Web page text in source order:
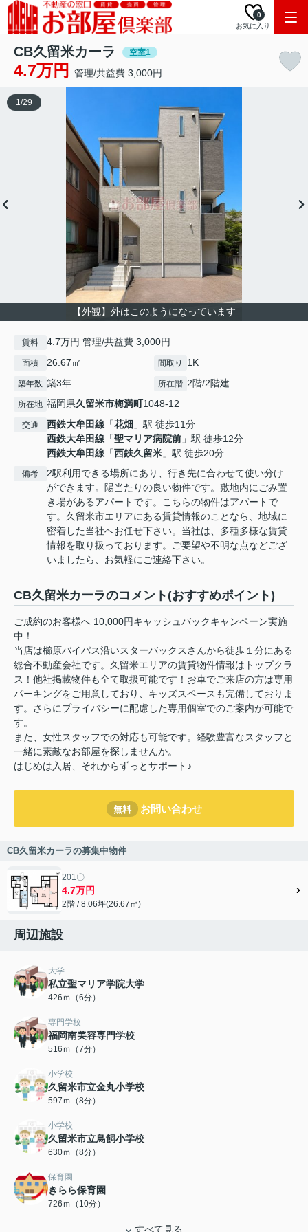
お気に入り
0
CB久留米カーラ 空室1
4.7万円 管理/共益費 3,000円
【外観】外はこのようになっています
1/29
賃料 4.7万円 管理/共益費 3,000円
面積 26.67㎡ 間取り 1K
築年数 築3年 所在階 2階/2階建
所在地 福岡県久留米市梅満町1048-12
交通 西鉄大牟田線 「花畑 」駅 徒歩11分
西鉄大牟田線 「聖マリア病院前 」駅 徒歩12分
西鉄大牟田線 「西鉄久留米 」駅 徒歩20分
備考
2駅利用できる場所にあり、行き先に合わせて使い分け
ができます。陽当たりの良い物件です。敷地内にごみ置
き場があるアパートです。こちらの物件はアパートで
す。久留米市エリアにある賃貸情報のことなら、地域に
密着した当社へお任せ下さい。当社は、多種多様な賃貸
情報を取り扱っております。ご要望や不明な点などござ
いましたら、お気軽にご連絡下さい。
CB久留米カーラのコメント(おすすめポイント)
ご成約のお客様へ 10,000円キャッシュバックキャンペーン実施
中！
当店は櫛原バイパス沿いスターバックスさんから徒歩１分にある
総合不動産会社です。久留米エリアの賃貸物件情報はトップクラ
ス！他社掲載物件も全て取扱可能です！お車でご来店の方は専用
パーキングをご用意しており、キッズスペースも完備しておりま
す。さらにプライバシーに配慮した専用個室でのご案内が可能で
す。
また、女性スタッフでの対応も可能です。経験豊富なスタッフと
一緒に素敵なお部屋を探しませんか。
はじめは入居、それからずっとサポート♪
無料 お問い合わせ
CB久留米カーラの募集中物件
201〇
4.7万円
2階 / 8.06坪(26.67㎡)
周辺施設
大学
私立聖マリア学院大学
426ｍ（6分）
専門学校
福岡南美容専門学校
516ｍ（7分）
小学校
久留米市立金丸小学校
597ｍ（8分）
小学校
久留米市立鳥飼小学校
630ｍ（8分）
保育園
きらら保育園
726ｍ（10分）
すべて見る